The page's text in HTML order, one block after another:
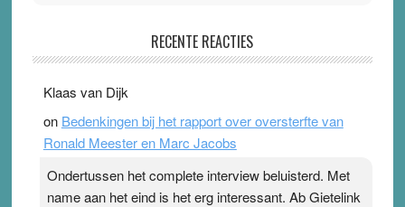
Ward van Beek
topsporters. Ze hopen ermee hun hartslag te verlagen
terwijl ze meer zuurstof opnemen. Daarop heeft zo’n
pleister geen effect. Maar het gevoel ‘makkelijker te
Pleisterplakkers in de topspsort ›[...]
RECENTE REACTIES
Klaas van Dijk
on Bedenkingen bij het rapport over oversterfte van
Ronald Meester en Marc Jacobs
Ondertussen het complete interview beluisterd. Met
name aan het eind is het erg interessant. Ab Gietelink